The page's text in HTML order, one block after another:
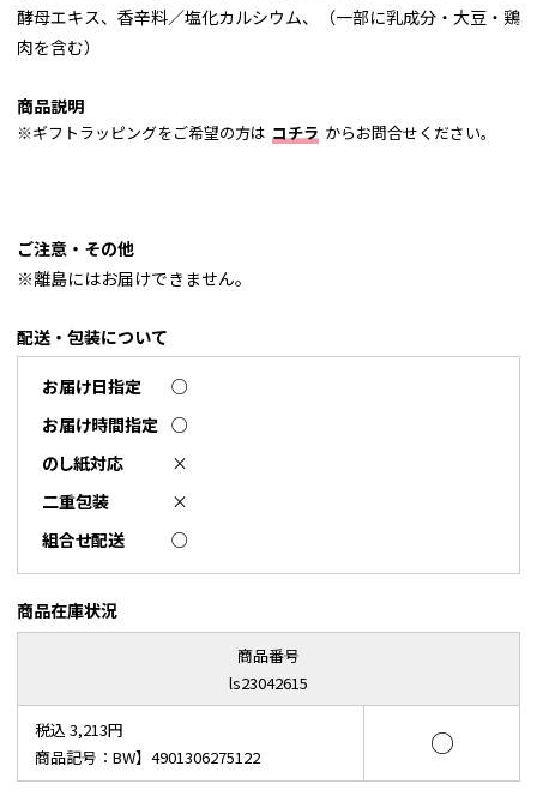
酵母エキス、香辛料／塩化カルシウム、（一部に乳成分・大豆・鶏
肉を含む）
商品説明
※ギフトラッピングをご希望の方は コチラ からお問合せください。
ご注意・その他
※離島にはお届けできません。
配送・包装について
お届け日指定
○
お届け時間指定 ○
のし紙対応
×
二重包装
×
組合せ配送
○
商品在庫状況
商品番号
ls23042615
税込 3,213円
商品記号：BW】4901306275122
○